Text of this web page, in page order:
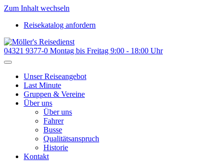
Zum Inhalt wechseln
Reisekatalog anfordern
04321 9377-0 Montag bis Freitag 9:00 - 18:00 Uhr
Unser Reiseangebot
Last Minute
Gruppen & Vereine
Über uns
Über uns
Fahrer
Busse
Qualitätsanspruch
Historie
Kontakt